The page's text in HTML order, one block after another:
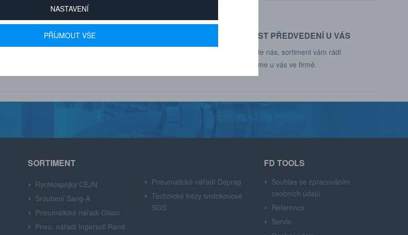
AUTORIZOVANÝ DEALER MOŽNOST PŘEDVEDENÍ U VÁS
Kontaktujte nás, sortiment vám rádi
představíme u vás ve firmě.
SORTIMENT
Rychlospojky CEJN
Šroubení Sang-A
Pneumatické nářadí Gison
Pneu. nářadí Ingersoll Rand
Pneumatické nářadí Deprag
Technické frézy tvrdokovové
SGS
FD TOOLS
Souhlas se zpracováním
osobních údajů
Reference
Servis
NASTAVENÍ
PŘÍJMOUT VŠE